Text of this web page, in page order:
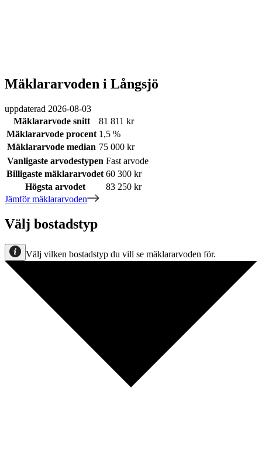
Mäklararvoden i Långsjö
uppdaterad 2026-08-03
Mäklararvode snitt
81 811 kr
Mäklararvode procent 1,5 %
Mäklararvode median 75 000 kr
Vanligaste arvodestypen Fast arvode
Billigaste mäklararvodet 60 300 kr
Högsta arvodet
83 250 kr
Jämför mäklararvoden
Välj bostadstyp
Välj vilken bostadstyp du vill se mäklararvoden för.